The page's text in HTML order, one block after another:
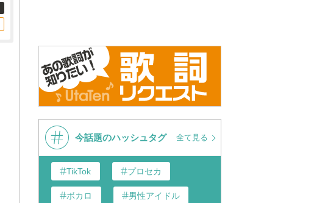
今話題のハッシュタグ 全て見る
TikTok プロセカ
ボカロ 男性アイドル